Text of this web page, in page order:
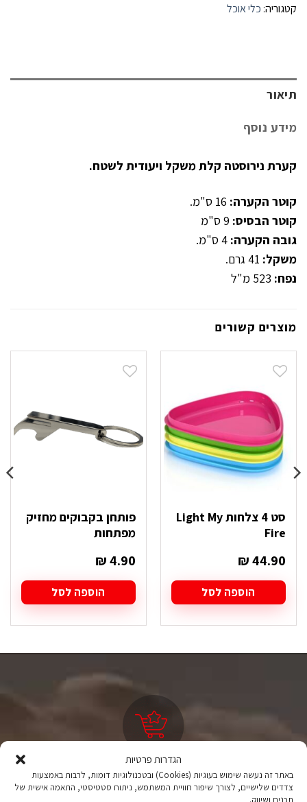
הגדרות פרטיות
באתר זה נעשה שימוש בעוגיות (Cookies) ובטכנולוגיות דומות, לרבות באמצעות
צדדים שלישיים, לצורך שיפור חוויית המשתמש, ניתוח סטטיסטי, התאמה אישית של
קטגוריה: כלי אוכל
תיאור
מידע נוסף
קערת נירוסטה קלת משקל ויעודית לשטח.
קוטר הקערה:
קוטר הבסיס:
גובה הקערה:
משקל:
נפח:
מוצרים קשורים
סט 4 צלחות Light My
Fire
₪44.90
הוספה לסל
פותחן בקבוקים מחזיק
מפתחות
₪4.90
הוספה לסל
ציוד טיולים
מהיבואן לצרכן